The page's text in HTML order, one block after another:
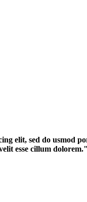
elit, sed do usmod
esse cillum dolorem."